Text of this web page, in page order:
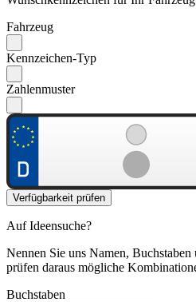
Fahrzeug
Kennzeichen-Typ
Zahlenmuster
Verfügbarkeit prüfen
Auf Ideensuche?
Nennen Sie uns Namen,
prüfen daraus mögliche
Buchstaben